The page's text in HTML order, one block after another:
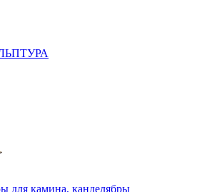
для камина, канделябры